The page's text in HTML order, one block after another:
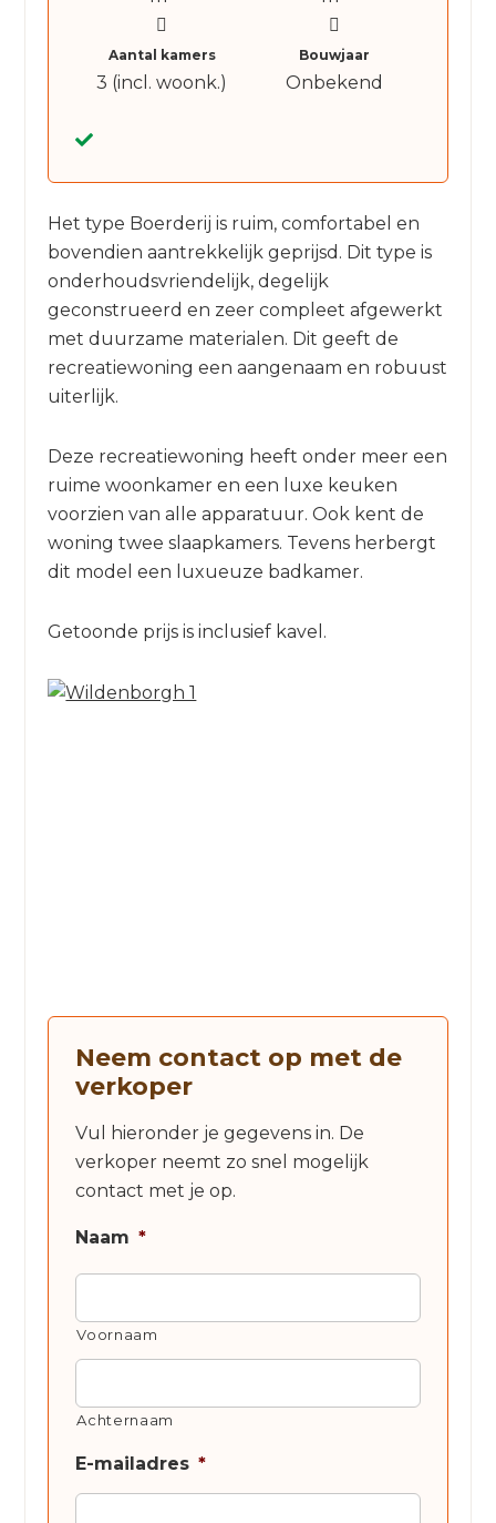
Aantal kamers
3 (incl. woonk.)
Bouwjaar
Onbekend
Het type Boerderij is ruim, comfortabel en
bovendien aantrekkelijk geprijsd. Dit type is
onderhoudsvriendelijk, degelijk
geconstrueerd en zeer compleet afgewerkt
met duurzame materialen. Dit geeft de
recreatiewoning een aangenaam en robuust
uiterlijk.
Deze recreatiewoning heeft onder meer een
ruime woonkamer en een luxe keuken
voorzien van alle apparatuur. Ook kent de
woning twee slaapkamers. Tevens herbergt
dit model een luxueuze badkamer.
Getoonde prijs is inclusief kavel.
Neem contact op met de
verkoper
Vul hieronder je gegevens in. De
verkoper neemt zo snel mogelijk
contact met je op.
Naam *
Voornaam
Achternaam
E-mailadres *